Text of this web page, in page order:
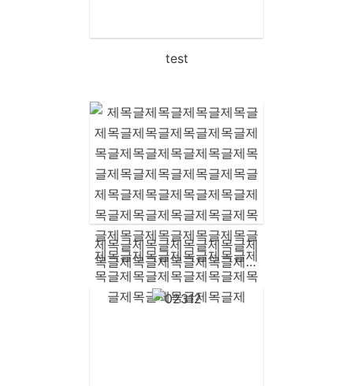
test
제목글제목글제목글제목글제
목글제목글제목글제목글제목
글제목글제목글제목글제목글
제목글제목글제목글제목글제